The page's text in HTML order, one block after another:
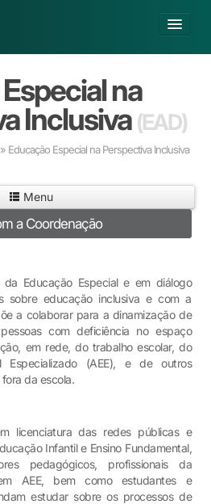
sou Aluno
se
na
Inclusiva (EAD)
» Educação Especial na Perspectiva Inclusiva
Menu
a Coordenação
da Educação Especial e em diálogo
sobre educação inclusiva e com a
a colaborar para a dinamização de
com deficiência no espaço
em rede, do trabalho escolar, do
Especializado (AEE), e de outros
da escola.
licenciatura das redes públicas e
Infantil e Ensino Fundamental,
pedagógicos, profissionais da
AEE, bem como estudantes e
estudar sobre os processos de